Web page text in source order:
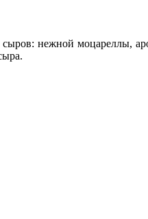
нежной моцареллы,